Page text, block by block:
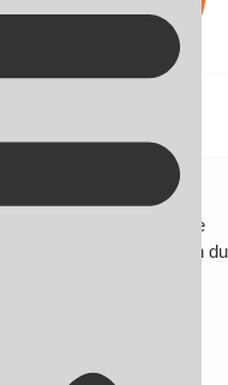
nyheder omhandlende
råd og tips til, hvordan du